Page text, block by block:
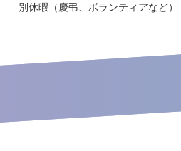
別休暇（慶弔、ボランティアなど）